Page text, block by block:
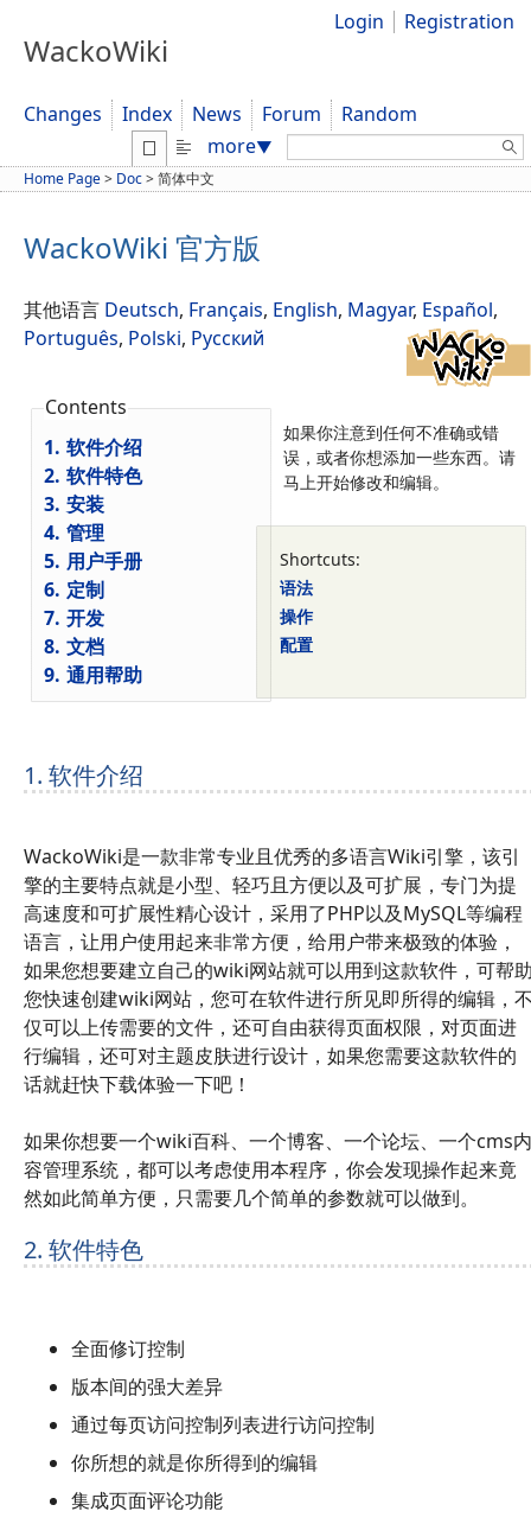
WackoWiki
Login Registration
Changes Index News Forum
Random
more▼ Search:
Home Page> Doc>简体中文
WackoWiki 官方版
其他语言 Deutsch, Français, English, Magyar, Español,
Português, Polski, Русский
Contents
1. 软件介绍
2. 软件特色
3. 安装
4. 管理
5. 用户手册
6. 定制
7. 开发
8. 文档
9. 通用帮助
如果你注意到任何不准确或错
误，或者你想添加一些东西。请
马上开始修改和编辑。
Shortcuts:
语法
操作
配置
1. 软件介绍
WackoWiki是一款非常专业且优秀的多语言Wiki引擎，该引
擎的主要特点就是小型、轻巧且方便以及可扩展，专门为提
高速度和可扩展性精心设计，采用了PHP以及MySQL等编程
语言，让用户使用起来非常方便，给用户带来极致的体验，
如果您想要建立自己的wiki网站就可以用到这款软件，可帮
您快速创建wiki网站，您可在软件进行所见即所得的编辑，
仅可以上传需要的文件，还可自由获得页面权限，对页面进
行编辑，还可对主题皮肤进行设计，如果您需要这款软件的
话就赶快下载体验一下吧！
如果你想要一个wiki百科、一个博客、一个论坛、一个cms内
容管理系统，都可以考虑使用本程序，你会发现操作起来竟
然如此简单方便，只需要几个简单的参数就可以做到。
2. 软件特色
全面修订控制
版本间的强大差异
通过每页访问控制列表进行访问控制
你所想的就是你所得到的编辑
集成页面评论功能